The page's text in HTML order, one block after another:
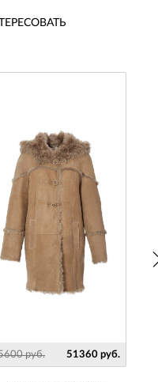
руб. 51360 руб.